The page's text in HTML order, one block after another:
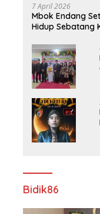
7 April 2026
Mbok Endang
Hidup Sebatang
gresik
Bidik86